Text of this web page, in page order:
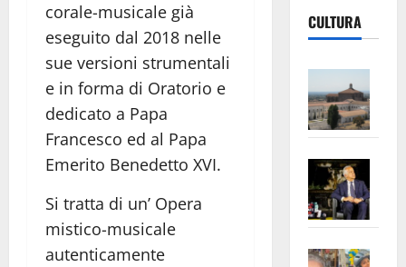
corale-musicale già
eseguito dal 2018 nelle
sue versioni strumentali
e in forma di Oratorio e
dedicato a Papa
Francesco ed al Papa
Emerito Benedetto XVI.
Si tratta di un’ Opera
mistico-musicale
autenticamente
CULTURA
apre